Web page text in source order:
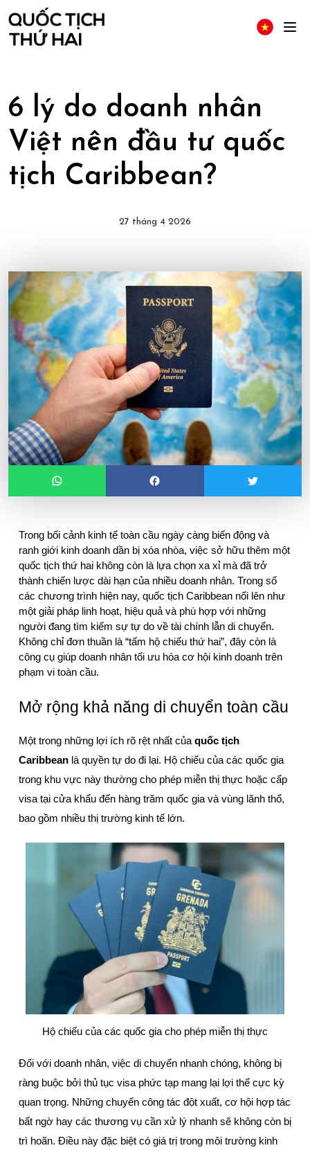
6 lý do doanh nhân
Việt nên đầu tư quốc
tịch Caribbean?
27 tháng 4 2026
Trong bối cảnh kinh tế toàn cầu ngày càng biến động và
ranh giới kinh doanh dần bị xóa nhòa, việc sở hữu thêm một
quốc tịch thứ hai không còn là lựa chọn xa xỉ mà đã trở
thành chiến lược dài hạn của nhiều doanh nhân. Trong số
các chương trình hiện nay, quốc tịch Caribbean nổi lên như
một giải pháp linh hoạt, hiệu quả và phù hợp với những
người đang tìm kiếm sự tự do về tài chính lẫn di chuyển.
Không chỉ đơn thuần là “tấm hộ chiếu thứ hai”, đây còn là
công cụ giúp doanh nhân tối ưu hóa cơ hội kinh doanh trên
phạm vi toàn cầu.
Mở rộng khả năng di chuyển toàn cầu
Một trong những lợi ích rõ rệt nhất của quốc tịch
Caribbean là quyền tự do đi lại. Hộ chiếu của các quốc gia
trong khu vực này thường cho phép miễn thị thực hoặc cấp
visa tại cửa khẩu đến hàng trăm quốc gia và vùng lãnh thổ,
bao gồm nhiều thị trường kinh tế lớn.
Hộ chiếu của các quốc gia cho phép miễn thị thực
Đối với doanh nhân, việc di chuyển nhanh chóng, không bị
ràng buộc bởi thủ tục visa phức tạp mang lại lợi thế cực kỳ
quan trọng. Những chuyến công tác đột xuất, cơ hội hợp tác
bất ngờ hay các thương vụ cần xử lý nhanh sẽ không còn bị
trì hoãn. Điều này đặc biệt có giá trị trong môi trường kinh